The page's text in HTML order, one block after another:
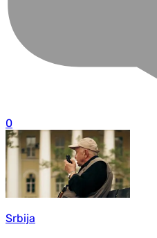
0
Srbija